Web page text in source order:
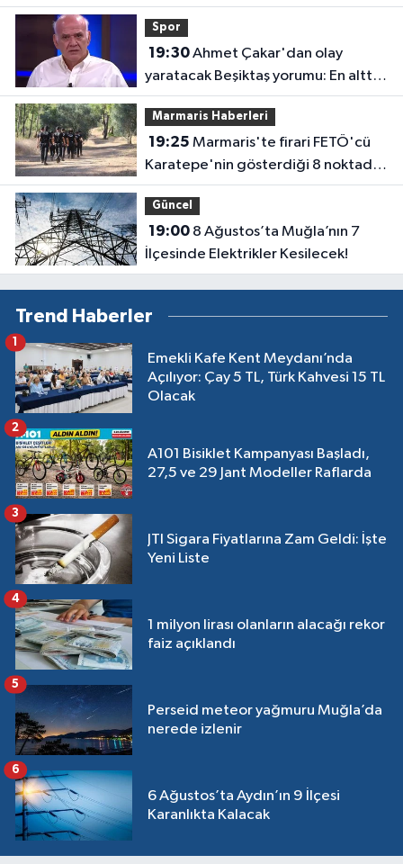
Spor
19:30Ahmet Çakar'dan olay
yaratacak Beşiktaş yorumu: En altta
olurlar
Marmaris Haberleri
19:25
Karatepe'nin gösterdiği 8 noktada
keşif yapıldı
Güncel
19:008 Ağustos’ta Muğla’nın 7
İlçesinde Elektrikler Kesilecek!
Trend Haberler
Emekli Kafe Kent Meydanı’nda
Açılıyor: Çay 5 TL, Türk Kahvesi 15 TL
Olacak
1
A101 Bisiklet Kampanyası Başladı,
27,5 ve 29 Jant Modeller Raflarda
2
JTI Sigara Fiyatlarına Zam Geldi: İşte
Yeni Liste
3
1 milyon lirası olanların alacağı rekor
faiz açıklandı
4
Perseid meteor yağmuru Muğla’da
nerede izlenir
5
6 Ağustos’ta Aydın’ın 9 İlçesi
Karanlıkta Kalacak
6